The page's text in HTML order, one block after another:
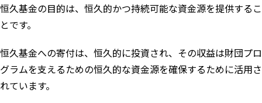
恒久基金の目的は、恒久的かつ持続可能な資金源を提供するこ
とです。
恒久基金への寄付は、恒久的に投資され、その収益は財団プロ
グラムを支えるための恒久的な資金源を確保するために活用さ
れています。